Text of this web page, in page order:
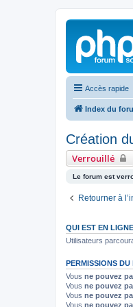
Accès rapide
Index du
Création
Verrouillé
Le forum est
Retourner à
QUI EST EN LIGNE
Utilisateurs
PERMISSIONS DU
Vous ne pouvez
Vous ne pouvez
Vous ne pouvez
Vous ne pouvez